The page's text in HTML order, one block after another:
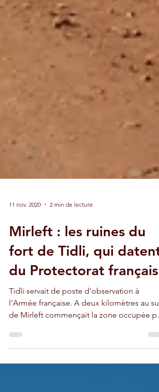
11 nov. 2020 2 min de lecture
Mirleft : les ruines du
fort de Tidli, qui datent
du Protectorat français
Tidli servait de poste d'observation à
de Mirleft commençait la zone occupée par
les Espagnols.